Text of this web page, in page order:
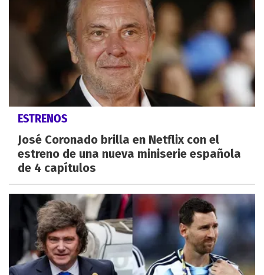
ESTRENOS
José Coronado brilla en Netflix con el
estreno de una nueva miniserie española
de 4 capítulos